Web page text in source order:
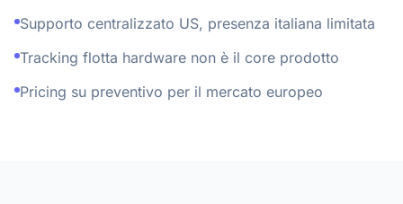
Supporto centralizzato US, presenza italiana limitata
Tracking flotta hardware non è il core prodotto
Pricing su preventivo per il mercato europeo